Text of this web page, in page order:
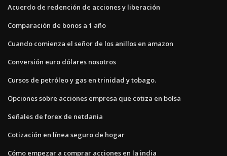
Acuerdo de redención de acciones y liberación
Comparación de bonos a 1 año
Cuando comienza el señor de los anillos en amazon
Conversión euro dólares nosotros
Cursos de petróleo y gas en trinidad y tobago.
Opciones sobre acciones empresa que cotiza en bolsa
Señales de forex de netdania
Cotización en línea seguro de hogar
Cómo empezar a comprar acciones en la india